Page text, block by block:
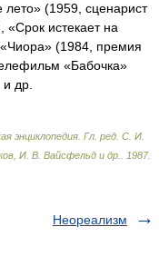
(1959, сценарист
истекает на
(1984, премия
«Бабочка»
др.
энциклопедия Гл. ред. С. И.
И. В. Вайсфельд и др.
1987.
Неореализм